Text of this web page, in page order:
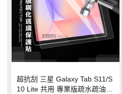
超抗刮 三星 Galaxy Tab S11/S
10 Lite 共用 專業版疏水疏油9